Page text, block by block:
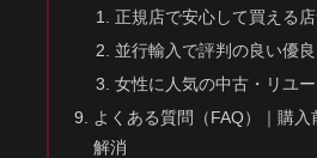
正規店で安心して買える
並行輸入で評判の良い優
女性に人気の中古・リユ
よくある質問（FAQ）｜購入
解消